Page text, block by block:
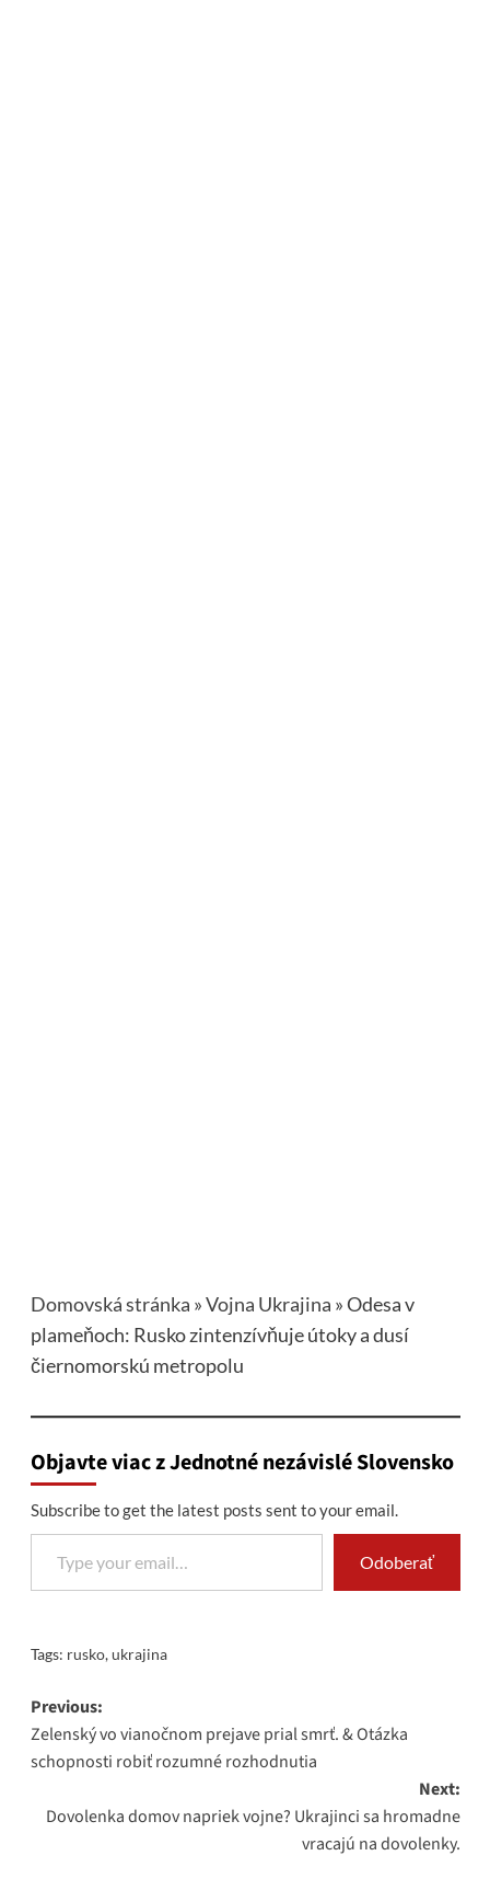
Domovská stránka »Vojna Ukrajina »Odesa v
plameňoch: Rusko zintenzívňuje útoky a dusí
čiernomorskú metropolu
Objavte viac z Jednotné nezávislé Slovensko
Subscribe to get the latest posts sent to your email.
Type your email…
Odoberať
Tags: rusko,ukrajina
Post
navigation
Previous:
Zelenský vo vianočnom prejave prial smrť. & Otázka
schopnosti robiť rozumné rozhodnutia
Next:
Dovolenka domov napriek vojne? Ukrajinci sa hromadne
vracajú na dovolenky.